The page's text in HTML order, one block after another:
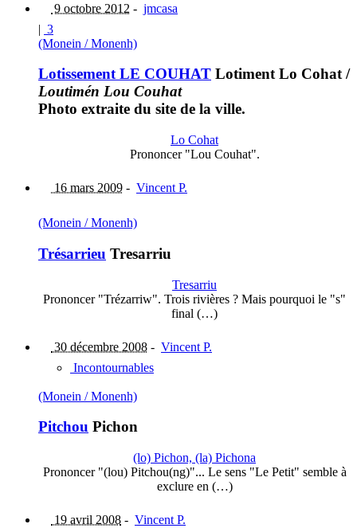
9 octobre 2012 - jmcasa
| 3
(Monein / Monenh)
Lotissement LE COUHAT Lotiment Lo Cohat/
Loutimén Lou Couhat
Photo extraite du site de la ville.
Lo Cohat
Prononcer "Lou Couhat".
16 mars 2009 - Vincent P.
(Monein / Monenh)
Trésarrieu Tresarriu
Tresarriu
Prononcer "Trézarriw". Trois rivières ? Mais pourquoi le "s"
final (…)
30 décembre 2008 - Vincent P.
Incontournables
(Monein / Monenh)
Pitchou Pichon
(lo) Pichon, (la) Pichona
Prononcer "(lou) Pitchou(ng)"... Le sens "Le Petit" semble à
exclure en (…)
19 avril 2008 - Vincent P.